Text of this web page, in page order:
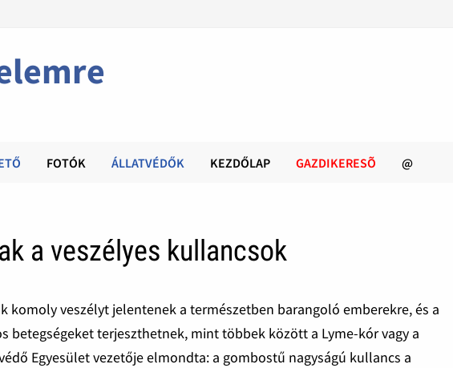
FOTÓK ÁLLATVÉDŐK KEZDŐLAP GAZDIKERESÕ @
a veszélyes kullancsok
komoly veszélyt jelentenek a természetben barangoló emberekre, és a
betegségeket terjeszthetnek, mint többek között a Lyme-kór vagy a
Egyesület vezetője elmondta: a gombostű nagyságú kullancs a